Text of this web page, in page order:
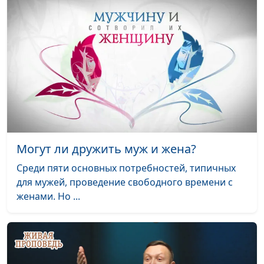
человеку?
священнослужитель,
консультант по
семейным отношениям
Лгать нельзя,
говорить правду
Юлия Синицына,
Василий Половинко,
священнослужитель,
консультант по
семейным отношениям
#202
Ложь во благо
Василий Половинко,
священнослужитель,
консультант по
священнослужитель,
консультант по
Могут ли дружить муж и жена?
Среди пяти основных потребностей, типичных
для мужей, проведение свободного времени с
женами. Но ...